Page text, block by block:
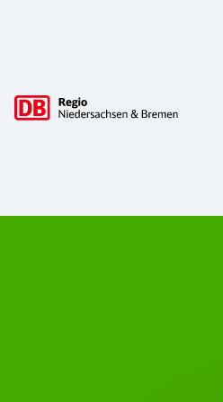
Start Unterelbe und
Ab August 2026 ist Start Teil